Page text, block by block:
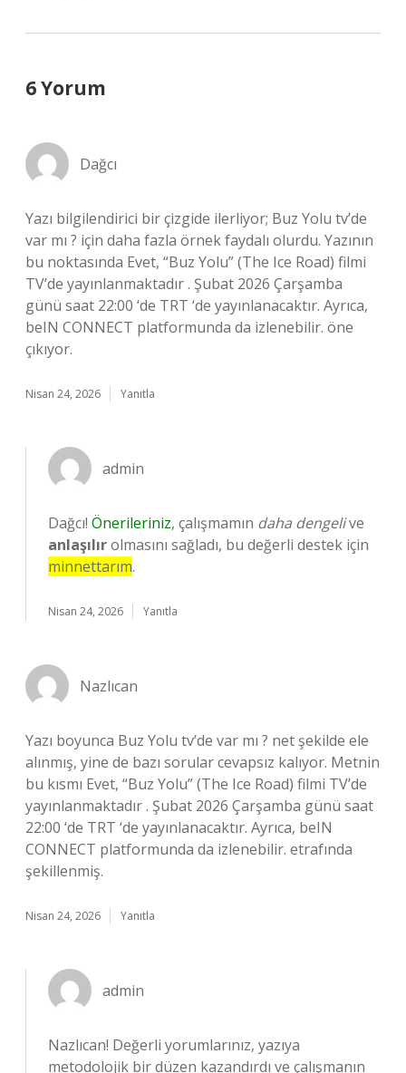
6 Yorum
Dağcı
Yazı bilgilendirici bir çizgide ilerliyor; Buz Yolu tv’de
var mı ? için daha fazla örnek faydalı olurdu. Yazının
bu noktasında Evet, “Buz Yolu” (The Ice Road) filmi
TV’de yayınlanmaktadır . Şubat 2026 Çarşamba
günü saat 22:00 ‘de TRT ‘de yayınlanacaktır. Ayrıca,
beIN CONNECT platformunda da izlenebilir. öne
çıkıyor.
Nisan 24, 2026 Yanıtla
admin
Dağcı! Önerileriniz, çalışmamın daha dengelive
anlaşılırolmasını sağladı, bu değerli destek için
minnettarım.
Nisan 24, 2026 Yanıtla
Nazlıcan
Yazı boyunca Buz Yolu tv’de var mı ? net şekilde ele
alınmış, yine de bazı sorular cevapsız kalıyor. Metnin
bu kısmı Evet, “Buz Yolu” (The Ice Road) filmi TV’de
yayınlanmaktadır . Şubat 2026 Çarşamba günü saat
22:00 ‘de TRT ‘de yayınlanacaktır. Ayrıca, beIN
CONNECT platformunda da izlenebilir. etrafında
şekillenmiş.
Nisan 24, 2026 Yanıtla
admin
Nazlıcan! Değerli yorumlarınız, yazıya
metodolojik bir düzen kazandırdı ve çalışmanın